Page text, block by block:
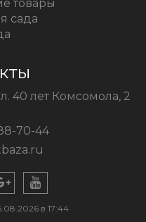
товары
сада
40 лет Комсомола, 2
70-44
в 17:44